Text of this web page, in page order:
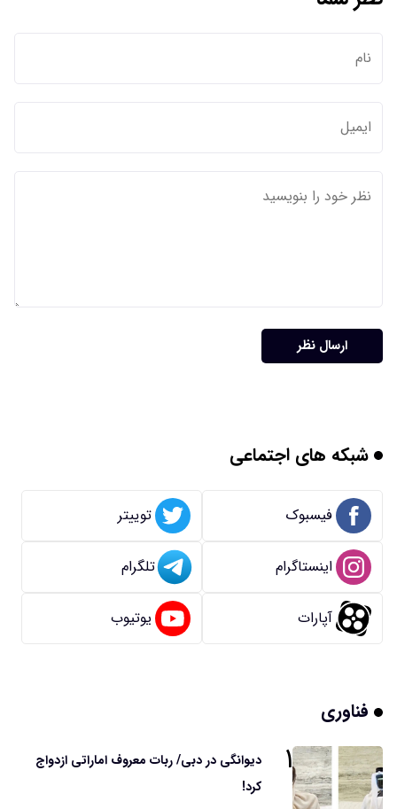
ارسال نظر
شبکه های اجتماعی
فیسبوک توییتر
اینستاگرام تلگرام
آپارات یوتیوب
فناوری
۱
دیوانگی در دبی/ ربات معروف اماراتی ازدواج
کرد!